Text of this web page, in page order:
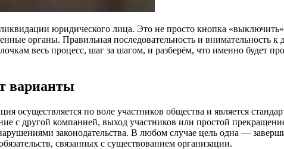
юридического лица. Это не просто кнопка «выключить»
органы. Правильная последовательность и внимательность
весь процесс, шаг за шагом, и разберём, что именно будет
варианты
осуществляется по воле участников общества и является
с другой компанией, выход участников или простой
законодательства. В любом случае цель одна —
связанных с существованием организации.